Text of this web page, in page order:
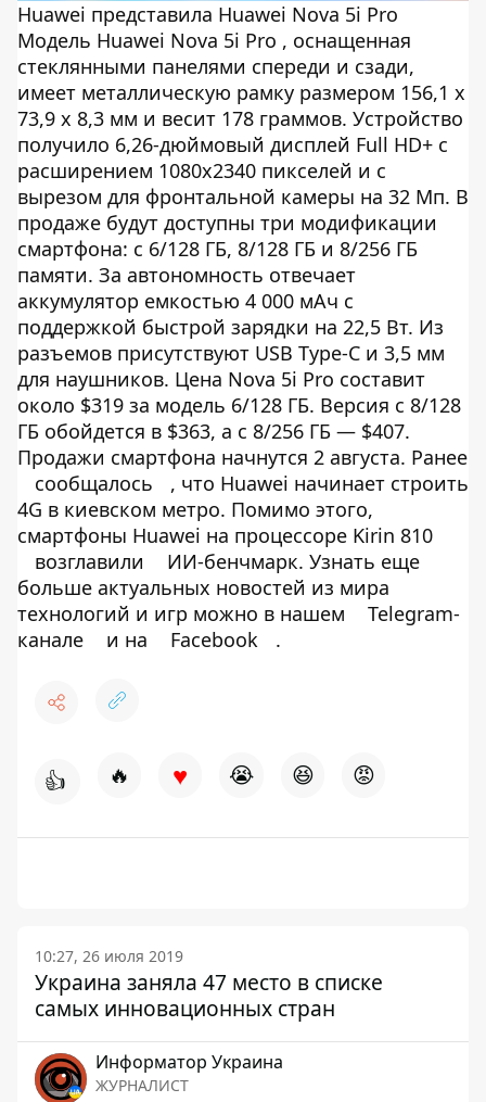
Huawei представила Huawei Nova 5i Pro
Модель Huawei Nova 5i Pro , оснащенная
стеклянными панелями спереди и сзади,
имеет металлическую рамку размером 156,1 x
73,9 x 8,3 мм и весит 178 граммов. Устройство
получило 6,26-дюймовый дисплей Full HD+ с
расширением 1080x2340 пикселей и с
вырезом для фронтальной камеры на 32 Мп. В
продаже будут доступны три модификации
смартфона: с 6/128 ГБ, 8/128 ГБ и 8/256 ГБ
памяти. За автономность отвечает
аккумулятор емкостью 4 000 мАч с
поддержкой быстрой зарядки на 22,5 Вт. Из
разъемов присутствуют USB Type-C и 3,5 мм
для наушников. Цена Nova 5i Pro составит
около $319 за модель 6/128 ГБ. Версия с 8/128
ГБ обойдется в $363, а с 8/256 ГБ — $407.
Продажи смартфона начнутся 2 августа. Ранее
сообщалось
, что Huawei начинает строить
4G в киевском метро. Помимо этого,
смартфоны Huawei на процессоре Kirin 810
возглавили
ИИ-бенчмарк. Узнать еще
больше актуальных новостей из мира
технологий и игр можно в нашем
Telegram-
канале
и на Facebook .
👍 🔥 ♥ 😭 😆 😡
10:27, 26 июля 2019
Украина заняла 47 место в списке
самых инновационных стран
Информатор Украина
ЖУРНАЛИСТ